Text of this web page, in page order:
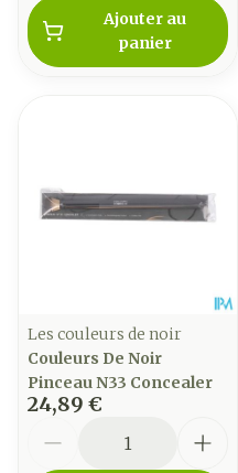
Ajouter au
panier
Les couleurs de noir
Couleurs De Noir
Pinceau N33 Concealer
24,89 €